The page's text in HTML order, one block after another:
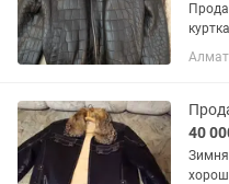
новое.
40